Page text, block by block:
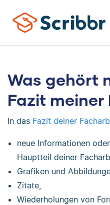
Was gehört
Fazit
In das Fazit deiner
neue Informationen
Hauptteil deiner
Grafiken und
Zitate,
Wiederholungen von